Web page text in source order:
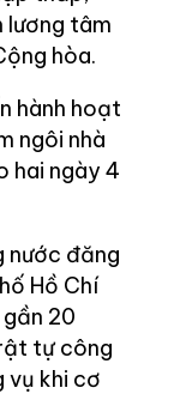
lương tâm
hòa.
hành hoạt
ngôi nhà
hai ngày 4
nước đăng
Hồ Chí
20
tự công
vụ khi cơ